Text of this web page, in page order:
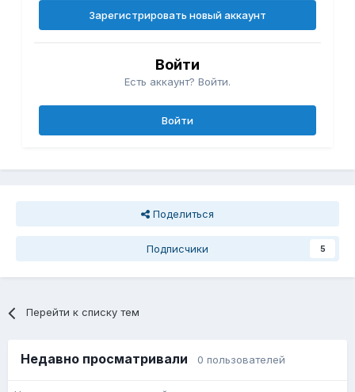
Зарегистрировать новый аккаунт
Войти
Есть аккаунт? Войти.
Войти
Поделиться
Подписчики 5
Перейти к списку тем
Недавно просматривали 0 пользователей